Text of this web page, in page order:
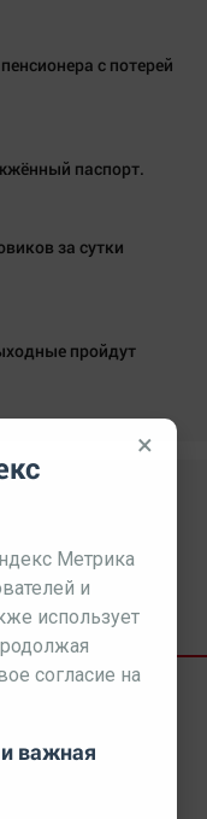
с потерей
паспорт.
за сутки
пройдут
×
Метрика
и
использует
согласие на
важная